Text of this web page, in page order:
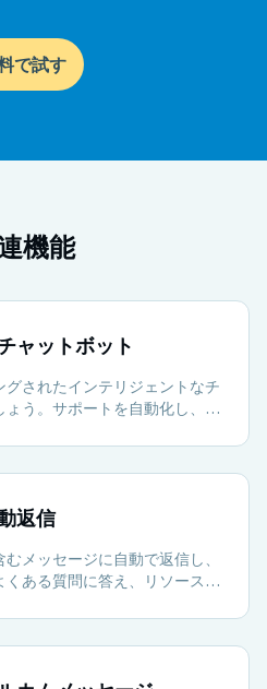
で試す
機能
ャットボット
されたインテリジェントなチ
ょう。サポートを自動化し、質
返信
メッセージに自動で返信し、
ある質問に答え、リソースを